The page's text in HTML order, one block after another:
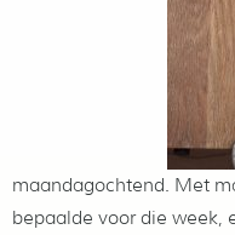
maandagochtend. Met
bepaalde voor die week,